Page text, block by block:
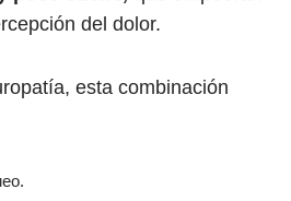
del dolor.
esta combinación